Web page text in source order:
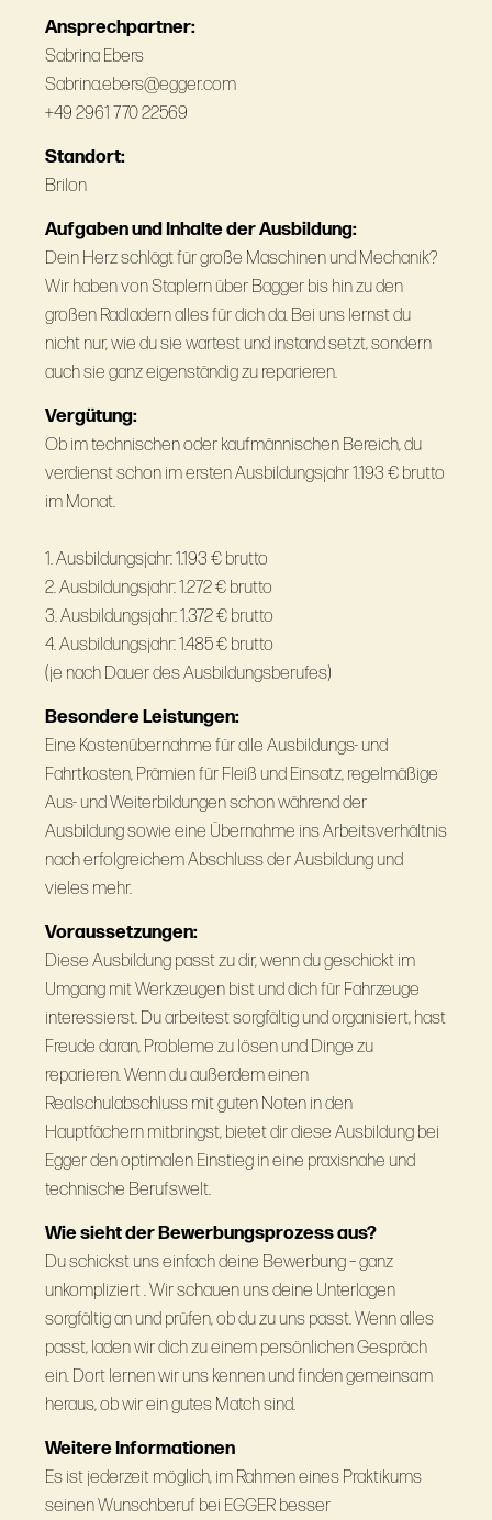
Ansprechpartner:
Sabrina Ebers
Sabrina.ebers@egger.com
+49 2961 770 22569
Standort:
Brilon
Aufgaben und Inhalte der Ausbildung:
Dein Herz schlägt für große Maschinen und Mechanik?
Wir haben von Staplern über Bagger bis hin zu den
großen Radladern alles für dich da. Bei uns lernst du
nicht nur, wie du sie wartest und instand setzt, sondern
auch sie ganz eigenständig zu reparieren.
Vergütung:
Ob im technischen oder kaufmännischen Bereich, du
verdienst schon im ersten Ausbildungsjahr 1.193 € brutto
im Monat.
1. Ausbildungsjahr: 1.193 € brutto
2. Ausbildungsjahr: 1.272 € brutto
3. Ausbildungsjahr: 1.372 € brutto
4. Ausbildungsjahr: 1.485 € brutto
(je nach Dauer des Ausbildungsberufes)
Besondere Leistungen:
Eine Kostenübernahme für alle Ausbildungs- und
Fahrtkosten, Prämien für Fleiß und Einsatz, regelmäßige
Aus- und Weiterbildungen schon während der
Ausbildung sowie eine Übernahme ins Arbeitsverhältnis
nach erfolgreichem Abschluss der Ausbildung und
vieles mehr.
Voraussetzungen:
Diese Ausbildung passt zu dir, wenn du geschickt im
Umgang mit Werkzeugen bist und dich für Fahrzeuge
interessierst. Du arbeitest sorgfältig und organisiert, hast
Freude daran, Probleme zu lösen und Dinge zu
reparieren. Wenn du außerdem einen
Realschulabschluss mit guten Noten in den
Hauptfächern mitbringst, bietet dir diese Ausbildung bei
Egger den optimalen Einstieg in eine praxisnahe und
technische Berufswelt.
Wie sieht der Bewerbungsprozess aus?
Du schickst uns einfach deine Bewerbung – ganz
unkompliziert . Wir schauen uns deine Unterlagen
sorgfältig an und prüfen, ob du zu uns passt. Wenn alles
passt, laden wir dich zu einem persönlichen Gespräch
ein. Dort lernen wir uns kennen und finden gemeinsam
heraus, ob wir ein gutes Match sind.
Weitere Informationen
Es ist jederzeit möglich, im Rahmen eines Praktikums
seinen Wunschberuf bei EGGER besser